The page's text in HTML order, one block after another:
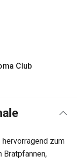
Club
zum
Bratpfannen,